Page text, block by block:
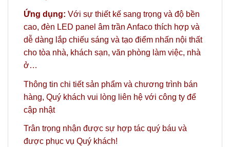
Ứng dụng: Với sự thiết kế sang trọng và độ bền
cao, đèn LED panel âm trần Anfaco thích hợp và
dễ dàng lắp chiếu sáng và tạo điểm nhấn nội thất
cho tòa nhà, khách sạn, văn phòng làm việc, nhà
ở…
Thông tin chi tiết sản phẩm và chương trình bán
hàng, Quý khách vui lòng liên hệ với công ty để
cập nhật
Trân trọng nhận được sự hợp tác quý báu và
được phục vụ Quý khách!